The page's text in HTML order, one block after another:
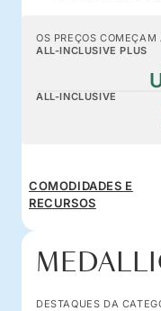
OS PREÇOS COMEÇAM
ALL-INCLUSIVE PLUS
ALL-INCLUSIVE
COMODIDADES E
RECURSOS
DESTAQUES DA